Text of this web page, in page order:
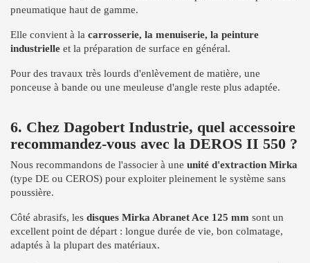
pneumatique haut de gamme.
Elle convient à la carrosserie, la menuiserie, la peinture
industrielle et la préparation de surface en général.
Pour des travaux très lourds d'enlèvement de matière, une
ponceuse à bande ou une meuleuse d'angle reste plus adaptée.
6. Chez Dagobert Industrie, quel accessoire
recommandez-vous avec la DEROS II 550 ?
Nous recommandons de l'associer à une unité d'extraction Mirka
(type DE ou CEROS) pour exploiter pleinement le système sans
poussière.
Côté abrasifs, les disques Mirka Abranet Ace 125 mm sont un
excellent point de départ : longue durée de vie, bon colmatage,
adaptés à la plupart des matériaux.